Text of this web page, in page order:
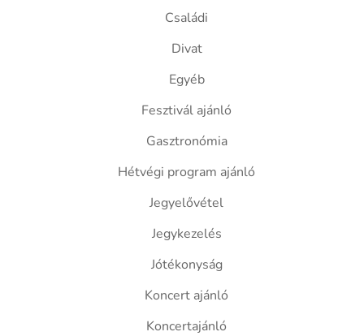
Családi
Divat
Egyéb
Fesztivál ajánló
Gasztronómia
Hétvégi program ajánló
Jegyelővétel
Jegykezelés
Jótékonyság
Koncert ajánló
Koncertajánló